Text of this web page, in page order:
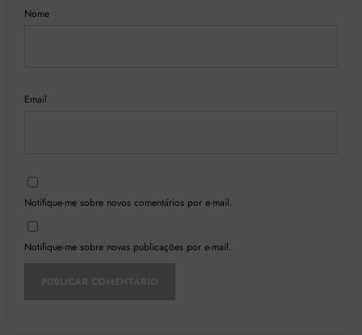
Nome
Email
Notifique-me sobre novos comentários por e-mail.
Notifique-me sobre novas publicações por e-mail.